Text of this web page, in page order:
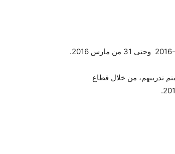
تدريبهم، من خلال قطاع